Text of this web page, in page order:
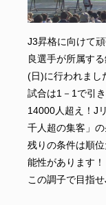
J3昇格に向けて
良選手が所属す
(日)に行われまし
試合は1－1で引
14000人超え！J
千人超の集客」
残りの条件は順
能性があります！
この調子で目指